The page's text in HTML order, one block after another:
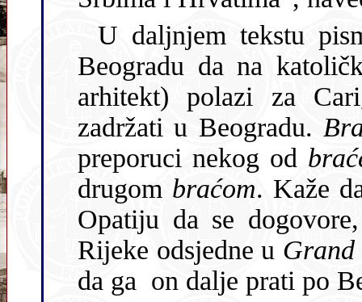
U daljnjem tekstu
Beogradu da na
arhitekt) polazi za Carigrad, ali se namjerava jedan dan
zadržati u Beogradu.
preporuci nekog od
drugom braćom. Kaže
Opatiju da se
Rijeke odsjedne u Grand
da ga on dalje prati po